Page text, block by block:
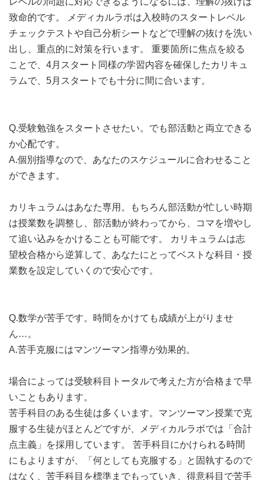
致命的です。 メディカルラボは入校時のスタートレベル
チェックテストや自己分析シートなどで理解の抜けを洗い
出し、重点的に対策を行います。 重要箇所に焦点を絞る
ことで、4月スタート同様の学習内容を確保したカリキュ
ラムで、5月スタートでも十分に間に合います。
Q.受験勉強をスタートさせたい。でも部活動と両立できる
か心配です。
A.個別指導なので、あなたのスケジュールに合わせること
ができます。
カリキュラムはあなた専用。もちろん部活動が忙しい時期
は授業数を調整し、部活動が終わってから、コマを増やし
て追い込みをかけることも可能です。 カリキュラムは志
望校合格から逆算して、あなたにとってベストな科目・授
業数を設定していくので安心です。
Q.数学が苦手です。時間をかけても成績が上がりませ
ん…。
A.苦手克服にはマンツーマン指導が効果的。
場合によっては受験科目トータルで考えた方が合格まで早
いこともあります。
苦手科目のある生徒は多くいます。マンツーマン授業で克
服する生徒がほとんどですが、メディカルラボでは「合計
点主義」を採用しています。 苦手科目にかけられる時間
にもよりますが、「何としても克服する」と固執するので
はなく、苦手科目を標準までもっていき、得意科目で苦手